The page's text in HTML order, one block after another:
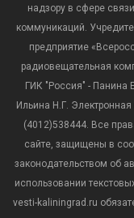
надзору в сфере
коммуникаций.
предприятие
радиовещательная
ГИК "Россия" - Панина
Ильина Н.Г.
(4012)538444. Все
сайте, защищены в
законодательством об
использовании
vesti-kaliningrad.ru